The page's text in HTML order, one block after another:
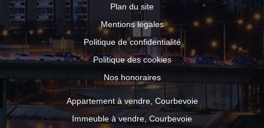
Plan du site
Mentions légales
Politique de confidentialité
Politique des cookies
Nos honoraires
Appartement à vendre, Courbevoie
Immeuble à vendre, Courbevoie